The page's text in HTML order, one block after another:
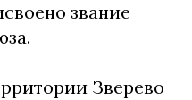
звание
Зверево